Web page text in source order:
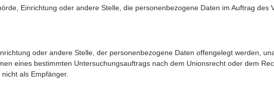
Einrichtung oder andere Stelle, die personenbezogene Daten im Auftrag des
oder andere Stelle, der personenbezogene Daten offengelegt werden,
eines bestimmten Untersuchungsauftrags nach dem Unionsrecht oder dem
als Empfänger.